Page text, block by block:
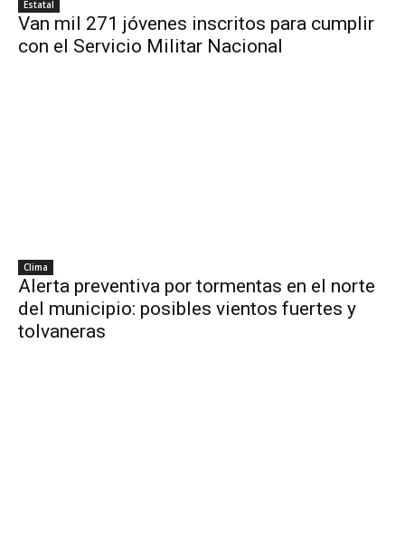
Estatal
Van mil 271 jóvenes inscritos para cumplir
con el Servicio Militar Nacional
Clima
Alerta preventiva por tormentas en el norte
del municipio: posibles vientos fuertes y
tolvaneras